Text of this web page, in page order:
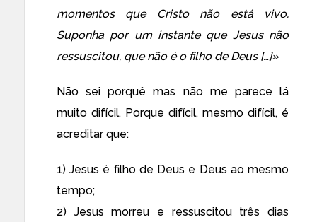
momentos que Cristo não está vivo.
Suponha por um instante que Jesus não
ressuscitou, que não é o filho de Deus […]»
Não sei porquê mas não me parece lá
muito difícil. Porque difícil, mesmo difícil, é
acreditar que:
1) Jesus é filho de Deus e Deus ao mesmo
tempo;
2) Jesus morreu e ressuscitou três dias